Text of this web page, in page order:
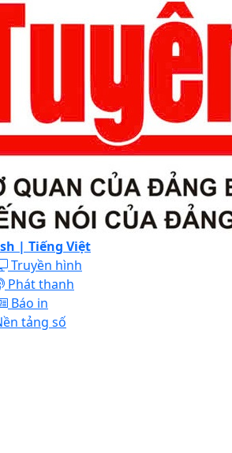
| Tiếng Việt
Truyền hình
Phát thanh
Báo in
tảng số